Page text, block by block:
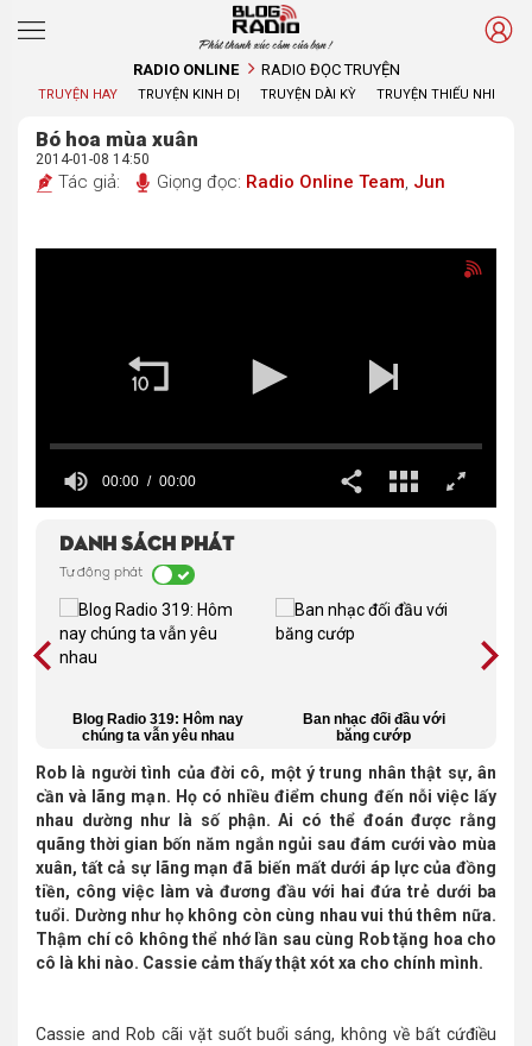
Phát thanh xúc cảm của bạn !
RADIO ONLINE RADIO ĐỌC TRUYỆN
TRUYỆN HAY TRUYỆN KINH DỊ TRUYỆN DÀI KỲ TRUYỆN THIẾU NHI
Bó hoa mùa xuân
2014-01-08 14:50
Tác giả: Giọng đọc: Radio Online Team, Jun
00:00 00:00
Danh sách phát
Tự động phát
Blog Radio 319: Hôm nay
chúng ta vẫn yêu nhau
Ban nhạc đối đầu với
băng cướp
Rob là người tình của đời cô, một ý trung nhân thật sự, ân
cần và lãng mạn. Họ có nhiều điểm chung đến nỗi việc lấy
nhau dường như là số phận. Ai có thể đoán được rằng
quãng thời gian bốn năm ngắn ngủi sau đám cưới vào mùa
xuân, tất cả sự lãng mạn đã biến mất dưới áp lực của đồng
tiền, công việc làm và đương đầu với hai đứa trẻ dưới ba
tuổi. Dường như họ không còn cùng nhau vui thú thêm nữa.
Thậm chí cô không thể nhớ lần sau cùng Rob tặng hoa cho
cô là khi nào. Cassie cảm thấy thật xót xa cho chính mình.
Cassie and Rob cãi vặt suốt buổi sáng, không về bất cứđiều